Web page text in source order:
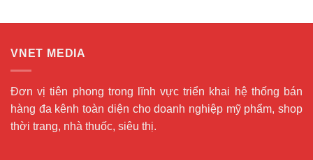
VNET MEDIA
Đơn vị tiên phong trong lĩnh vực triển khai hệ thống bán
hàng đa kênh toàn diện cho doanh nghiệp mỹ phẩm, shop
thời trang, nhà thuốc, siêu thị.